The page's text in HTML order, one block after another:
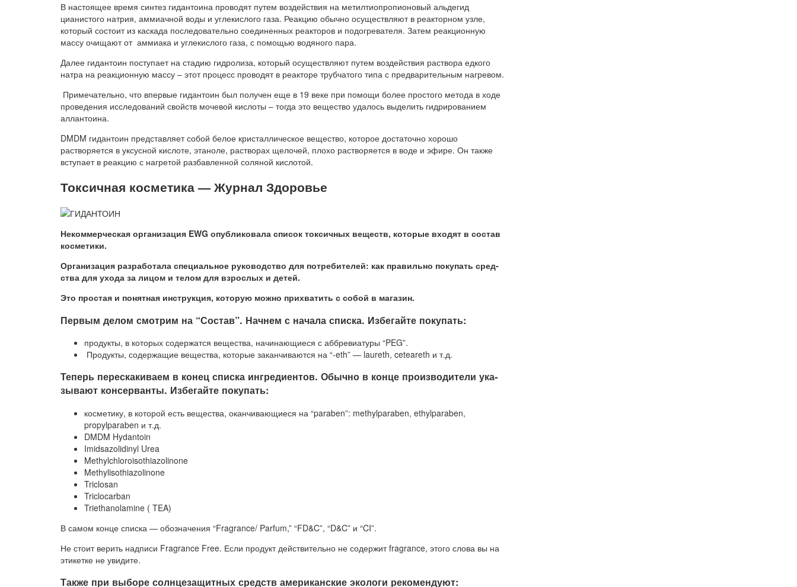
В настоящее время синтез гидантоина проводят путем воздействия на метилтиопропионовый альдегид
цианистого натрия, аммиачной воды и углекислого газа. Реакцию обычно осуществляют в реакторном узле,
который состоит из каскада последовательно соединенных реакторов и подогревателя. Затем реакционную
массу очищают от аммиака и углекислого газа, с помощью водяного пара.
Далее гидантоин поступает на стадию гидролиза, который осуществляют путем воздействия раствора едкого
натра на реакционную массу – этот процесс проводят в реакторе трубчатого типа с предварительным нагревом.
Примечательно, что впервые гидантоин был получен еще в 19 веке при помощи более простого метода в ходе
проведения исследований свойств мочевой кислоты – тогда это вещество удалось выделить гидрированием
аллантоина.
DMDM гидантоин представляет собой белое кристаллическое вещество, которое достаточно хорошо
растворяется в уксусной кислоте, этаноле, растворах щелочей, плохо растворяется в воде и эфире. Он также
вступает в реакцию с нагретой разбавленной соляной кислотой.
Токсичная косметика — Журнал Здоровье
Не­ком­мер­че­с­кая ор­га­ни­за­ция EWG опуб­ли­ко­ва­ла спи­сок ток­сич­ных ве­ществ, ко­то­рые вхо­дят в со­став
ко­с­ме­ти­ки.
Ор­га­ни­за­ция раз­ра­бо­та­ла спе­ци­аль­ное ру­ко­вод­ст­во для по­тре­би­те­лей: как пра­виль­но по­ку­пать сред­
ст­ва для ухо­да за ли­цом и те­лом для взрос­лых и де­тей.
Это про­стая и по­нят­ная ин­ст­рук­ция, ко­то­рую мож­но при­хва­тить с со­бой в ма­га­зин.
Пер­вым де­лом смо­т­рим на “Со­став”. Нач­нем с на­ча­ла спи­с­ка. Из­бе­гай­те по­ку­пать:
про­дук­ты, в ко­то­рых со­дер­жат­ся ве­ще­ст­ва, на­чи­на­ю­щи­е­ся с аб­бре­ви­а­ту­ры “PEG”.
Про­дук­ты, со­дер­жа­щие ве­ще­ст­ва, ко­то­рые за­кан­чи­ва­ют­ся на “-eth” — laureth, ceteareth и т.д.
Те­перь пе­ре­ска­ки­ва­ем в ко­нец спи­с­ка ин­гре­ди­ен­тов. Обыч­но в кон­це про­из­во­ди­те­ли ука­
зы­ва­ют кон­сер­ван­ты. Из­бе­гай­те по­ку­пать:
ко­с­ме­ти­ку, в ко­то­рой есть ве­ще­ст­ва, окан­чи­ва­ю­щи­е­ся на “paraben”: methylparaben, ethylparaben,
propylparaben и т.д.
DMDM Hydantoin
Imidsazolidinyl Urea
Methylchloroisothiazolinone
Methylisothiazolinone
Triclosan
Triclocarban
Triethanolamine ( TEA)
В са­мом кон­це спи­с­ка — обо­зна­че­ния “Fragrance/ Parfum,” “FD&C”, “D&C” и “CI”.
Не сто­ит ве­рить над­пи­си Fragrance Free. Ес­ли про­дукт дей­ст­ви­тель­но не со­дер­жит fragrance, это­го сло­ва вы на
эти­кет­ке не уви­ди­те.
Так­же при вы­бо­ре солн­це­за­щит­ных средств аме­ри­кан­ские эко­ло­ги ре­ко­мен­ду­ют: